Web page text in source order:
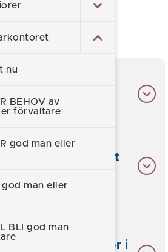
nu
BEHOV av
förvaltare
god man eller
god man eller
BLI god man
Wärna Söderköping
söderköping
i Mitt Wärna?
att det finns något
verifikationer
som bilagor i